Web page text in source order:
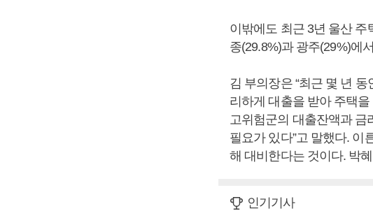
이밖에도 최근 3년 울산 주
종(29.8%)과 광주(29%)에
김 부의장은 “최근 몇 년
리하게 대출을 받아 주택
고위험군의 대출잔액과 금
필요가 있다”고 말했다. 이
해 대비한다는 것이다. 박
인기기사